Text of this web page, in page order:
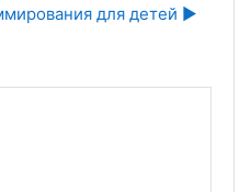
для детей ▶︎